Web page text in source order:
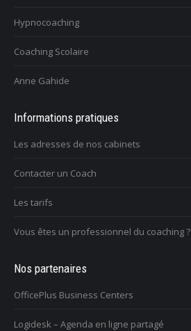
Hypnocoaching
Coaching Scolaire
Anne Gahide
Informations pratiques
Les adresses de nos cabinets
Contacter un Coach
Les tarifs
Vous êtes un professionnel du coaching ?
Nos partenaires
OfficePlus Business Centers
Logidesk – Agenda en ligne partagé